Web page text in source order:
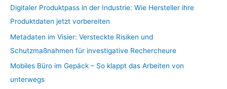
Digitaler Produktpass in der Industrie: Wie Hersteller ihre
Produktdaten jetzt vorbereiten
Metadaten im Visier: Versteckte Risiken und
Schutzmaßnahmen für investigative Rechercheure
Mobiles Büro im Gepäck – So klappt das Arbeiten von
unterwegs